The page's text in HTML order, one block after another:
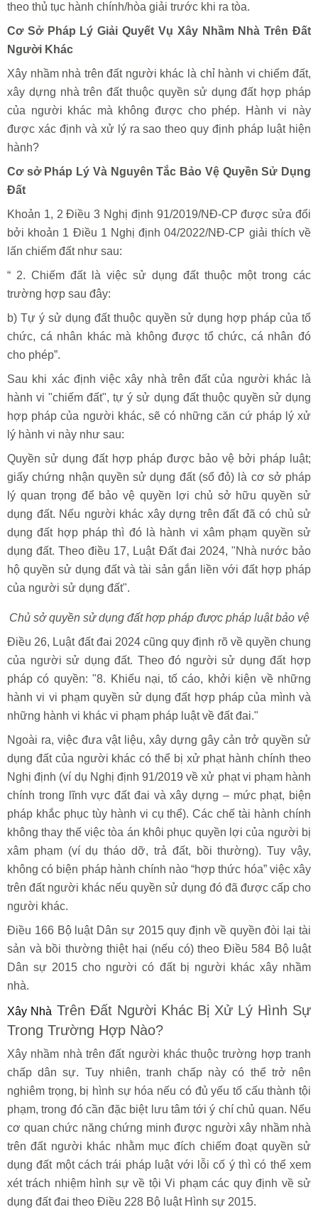
theo thủ tục hành chính/hòa giải trước khi ra tòa.
Cơ Sở Pháp Lý Giải Quyết Vụ Xây Nhầm Nhà Trên Đất
Người Khác
Xây nhầm nhà trên đất người khác là chỉ hành vi chiếm đất,
xây dựng nhà trên đất thuộc quyền sử dụng đất hợp pháp
của người khác mà không được cho phép. Hành vi này
được xác định và xử lý ra sao theo quy định pháp luật hiện
hành?
Cơ sở Pháp Lý Và Nguyên Tắc Bảo Vệ Quyền Sử Dụng
Đất
Khoản 1, 2 Điều 3 Nghị định 91/2019/NĐ-CP được sửa đổi
bởi khoản 1 Điều 1 Nghị định 04/2022/NĐ-CP giải thích về
lấn chiếm đất như sau:
“ 2. Chiếm đất là việc sử dụng đất thuộc một trong các
trường hợp sau đây:
b) Tự ý sử dụng đất thuộc quyền sử dụng hợp pháp của tổ
chức, cá nhân khác mà không được tổ chức, cá nhân đó
cho phép”.
Sau khi xác định việc xây nhà trên đất của người khác là
hành vi "chiếm đất", tự ý sử dụng đất thuộc quyền sử dụng
hợp pháp của người khác, sẽ có những căn cứ pháp lý xử
lý hành vi này như sau:
Quyền sử dụng đất hợp pháp được bảo vệ bởi pháp luật;
giấy chứng nhận quyền sử dụng đất (sổ đỏ) là cơ sở pháp
lý quan trọng để bảo vệ quyền lợi chủ sở hữu quyền sử
dụng đất. Nếu người khác xây dựng trên đất đã có chủ sử
dụng đất hợp pháp thì đó là hành vi xâm phạm quyền sử
dụng đất. Theo điều 17, Luật Đất đai 2024, "Nhà nước bảo
hộ quyền sử dụng đất và tài sản gắn liền với đất hợp pháp
của người sử dụng đất".
Chủ sở quyền sử dụng đất hợp pháp được pháp luật bảo vệ
Điều 26, Luật đất đai 2024 cũng quy định rõ về quyền chung
của người sử dụng đất. Theo đó người sử dụng đất hợp
pháp có quyền: "8. Khiếu nại, tố cáo, khởi kiện về những
hành vi vi phạm quyền sử dụng đất hợp pháp của mình và
những hành vi khác vi phạm pháp luật về đất đai."
Ngoài ra, việc đưa vật liệu, xây dựng gây cản trở quyền sử
dụng đất của người khác có thể bị xử phạt hành chính theo
Nghị định (ví dụ Nghị định 91/2019 về xử phạt vi phạm hành
chính trong lĩnh vực đất đai và xây dựng – mức phạt, biện
pháp khắc phục tùy hành vi cụ thể). Các chế tài hành chính
không thay thế việc tòa án khôi phục quyền lợi của người bị
xâm phạm (ví dụ tháo dỡ, trả đất, bồi thường). Tuy vậy,
không có biện pháp hành chính nào “hợp thức hóa” việc xây
trên đất người khác nếu quyền sử dụng đó đã được cấp cho
người khác.
Điều 166 Bộ luật Dân sự 2015 quy định về quyền đòi lại tài
sản và bồi thường thiệt hại (nếu có) theo Điều 584 Bộ luật
Dân sự 2015 cho người có đất bị người khác xây nhầm
nhà.
Xây Nhà Trên Đất Người Khác Bị Xử Lý Hình Sự
Trong Trường Hợp Nào?
Xây nhầm nhà trên đất người khác thuộc trường hợp tranh
chấp dân sự. Tuy nhiên, tranh chấp này có thể trở nên
nghiêm trọng, bị hình sự hóa nếu có đủ yếu tố cấu thành tội
phạm, trong đó cần đặc biệt lưu tâm tới ý chí chủ quan. Nếu
cơ quan chức năng chứng minh được người xây nhầm nhà
trên đất người khác nhằm mục đích chiếm đoạt quyền sử
dụng đất một cách trái pháp luật với lỗi cố ý thì có thể xem
xét trách nhiệm hình sự về tội Vi phạm các quy định về sử
dụng đất đai theo Điều 228 Bộ luật Hình sự 2015.